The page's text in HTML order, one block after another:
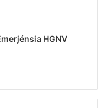
HGNV